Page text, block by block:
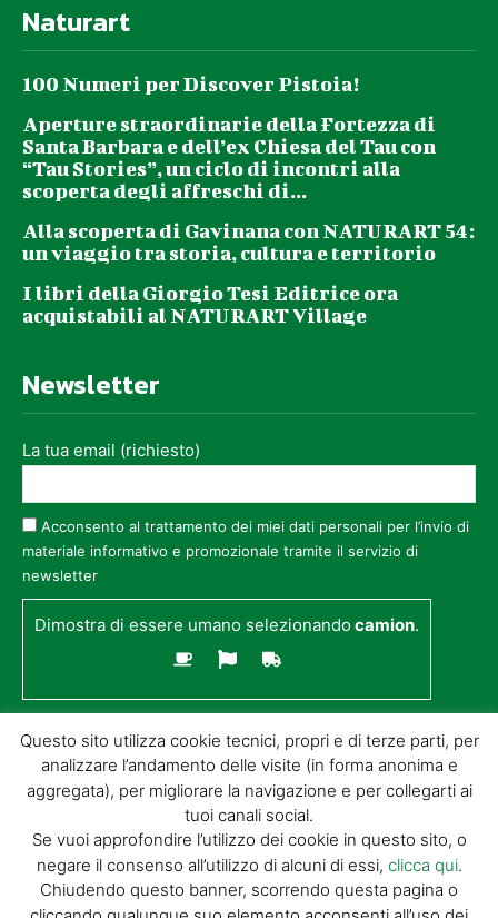
Naturart
100 Numeri per Discover Pistoia!
Aperture straordinarie della Fortezza di
Santa Barbara e dell’ex Chiesa del Tau con
“Tau Stories”, un ciclo di incontri alla
scoperta degli affreschi di...
Alla scoperta di Gavinana con NATURART 54:
un viaggio tra storia, cultura e territorio
I libri della Giorgio Tesi Editrice ora
acquistabili al NATURART Village
Newsletter
La tua email (richiesto)
Acconsento al trattamento dei miei dati personali per l’invio di
materiale informativo e promozionale tramite il servizio di
newsletter
Dimostra di essere umano selezionandocamion.
© GIORGIO TESI EDITRICE S.R.L. | P.IVA
01732650476 | VIA DI BADIA 14 – 51100 LOC.
Questo sito utilizza cookie tecnici, propri e di terze parti, per
analizzare l’andamento delle visite (in forma anonima e
aggregata), per migliorare la navigazione e per collegarti ai
tuoi canali social.
Se vuoi approfondire l’utilizzo dei cookie in questo sito, o
negare il consenso all’utilizzo di alcuni di essi, clicca qui.
Chiudendo questo banner, scorrendo questa pagina o